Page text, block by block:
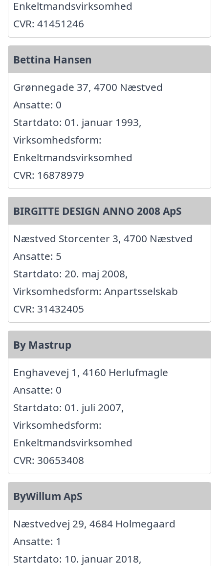
Enkeltmandsvirksomhed
CVR: 41451246
Bettina Hansen
Grønnegade 37, 4700 Næstved
Ansatte: 0
Startdato: 01. januar 1993,
Virksomhedsform:
Enkeltmandsvirksomhed
CVR: 16878979
BIRGITTE DESIGN ANNO 2008 ApS
Næstved Storcenter 3, 4700 Næstved
Ansatte: 5
Startdato: 20. maj 2008,
Virksomhedsform: Anpartsselskab
CVR: 31432405
By Mastrup
Enghavevej 1, 4160 Herlufmagle
Ansatte: 0
Startdato: 01. juli 2007,
Virksomhedsform:
Enkeltmandsvirksomhed
CVR: 30653408
ByWillum ApS
Næstvedvej 29, 4684 Holmegaard
Ansatte: 1
Startdato: 10. januar 2018,